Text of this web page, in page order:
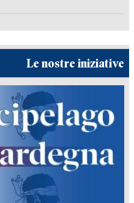
Le nostre iniziative